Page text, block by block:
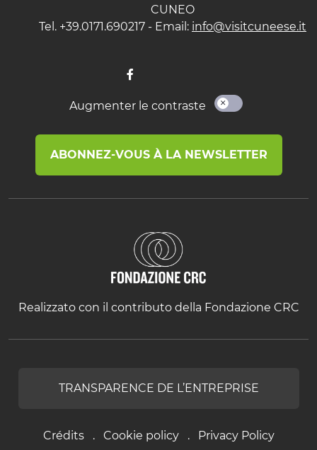
CUNEO
Tel. +39.0171.690217 - Email: info@visitcuneese.it
Augmenter le contraste
ABONNEZ-VOUS À LA NEWSLETTER
Realizzato con il contributo della Fondazione CRC
Crédits Cookie policy Privacy Policy
TRANSPARENCE DE L’ENTREPRISE